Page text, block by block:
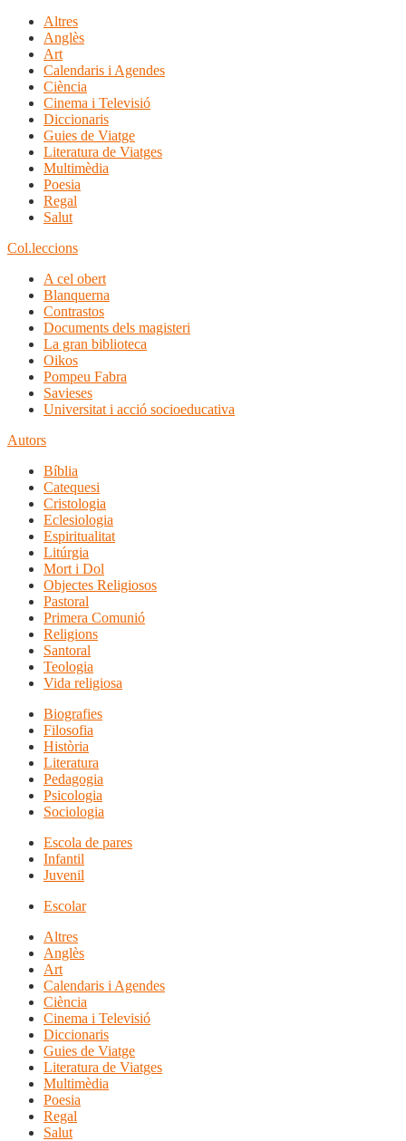
Altres
Anglès
Art
Calendaris i Agendes
Ciència
Cinema i Televisió
Diccionaris
Guies de Viatge
Literatura de Viatges
Multimèdia
Poesia
Regal
Salut
Col.leccions
A cel obert
Blanquerna
Contrastos
Documents dels magisteri
La gran biblioteca
Oikos
Pompeu Fabra
Savieses
Universitat i acció socioeducativa
Autors
Bíblia
Catequesi
Cristologia
Eclesiologia
Espiritualitat
Litúrgia
Mort i Dol
Objectes Religiosos
Pastoral
Primera Comunió
Religions
Santoral
Teologia
Vida religiosa
Biografies
Filosofia
Història
Literatura
Pedagogia
Psicologia
Sociologia
Escola de pares
Infantil
Juvenil
Escolar
Altres
Anglès
Art
Calendaris i Agendes
Ciència
Cinema i Televisió
Diccionaris
Guies de Viatge
Literatura de Viatges
Multimèdia
Poesia
Regal
Salut